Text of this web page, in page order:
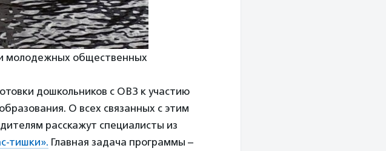
молодежных общественных
дошкольников с ОВЗ к участию
О всех связанных с этим
расскажут специалисты из
тишки». Главная задача программы –